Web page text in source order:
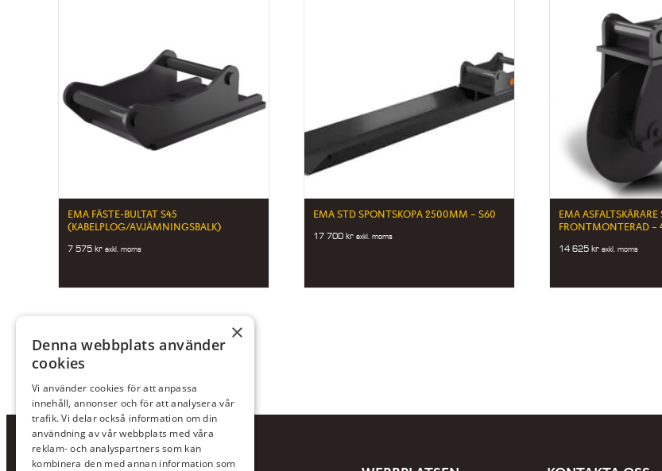
EMA FÄSTE-BULTAT S45
(KABELPLOG/AVJÄMNINGSBALK)
7 575kr exkl. moms
EMA STD SPONTSKOPA 2500MM – S60
17 700kr exkl. moms
EMA ASFALTSKÄRARE
FRONTMONTERAD
14 625kr exkl. moms
×
Denna webbplats använder
cookies
Vi använder cookies för att anpassa
innehåll, annonser och för att analysera vår
trafik. Vi delar också information om din
användning av vår webbplats med våra
reklam- och analyspartners som kan
kombinera den med annan information som